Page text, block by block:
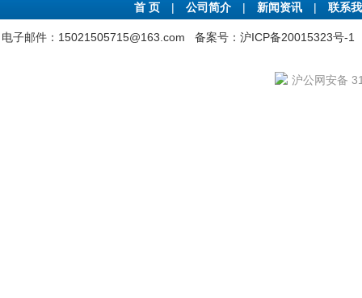
首 页 | 公司简介 | 新闻资讯 | 联系
电子邮件：15021505715@163.com 备案号：沪ICP备20015323号-1
沪公网安备